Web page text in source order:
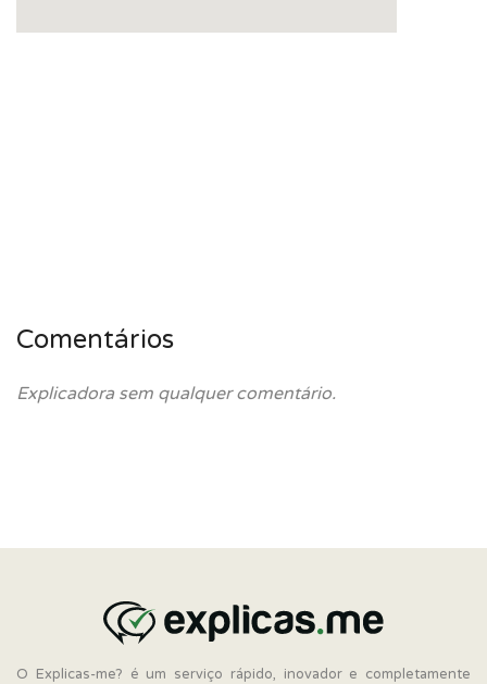
Comentários
Explicadora sem qualquer comentário.
O Explicas-me? é um serviço rápido, inovador e completamente